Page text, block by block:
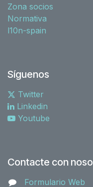
Zona socios
Normativa
l10n-spain
Síguenos
Twitter
Linkedin
Youtube
Contacte con
Formulario Web